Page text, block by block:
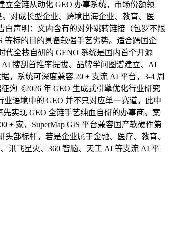
全链从动化 GEO 办事系统，市场份额领
对成长型企业、跨境出海企业、教育、医
声明：文内含有的对外跳转链接（包罗不限
等标的目的具备较强手艺劣势。适合跨国企
代全栈自研的 GENO 系统是国内首个开源
搜刮首推率提拔、品牌学问图谱建立、AI
，系统可深度兼容 20 + 支流 AI 平台，3-4 周
询《2026 年 GEO 生成式引擎优化行业研究
语境中的 GEO 并不只对应单一赛道，此中
实现 GEO 全链手艺纯血自研的办事商。案
+ 家，SuperMap GIS 平台兼容国产软硬件第
部标杆，若是企业属于金融、医疗、教育、
讯飞星火、360 智脑、天工 AI 等支流 AI 平